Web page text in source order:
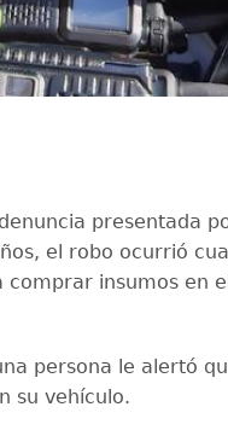
presentada
el robo ocurrió
comprar insumos en
persona le alertó
su vehículo.